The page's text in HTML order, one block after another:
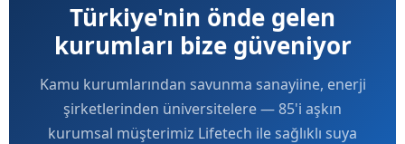
Türkiye'nin önde gelen
kurumları bize güveniyor
Kamu kurumlarından savunma sanayiine, enerji
şirketlerinden üniversitelere — 85'i aşkın
kurumsal müşterimiz Lifetech ile sağlıklı suya